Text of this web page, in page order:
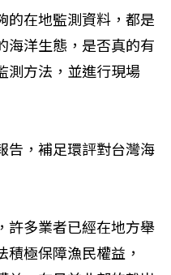
的在地監測資料，都是
海洋生態，是否真的有
測方法，並進行現場
告，補足環評對台灣海
許多業者已經在地方舉
極保障漁民權益，